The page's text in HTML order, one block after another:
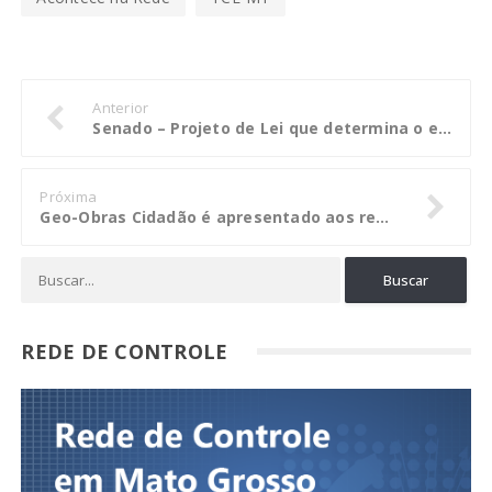
Anterior
Senado – Projeto de Lei que determina o envio das Contas de Governo ao MP (PLS 414 2007)
Próxima
Geo-Obras Cidadão é apresentado aos representantes da sociedade civil
REDE DE CONTROLE